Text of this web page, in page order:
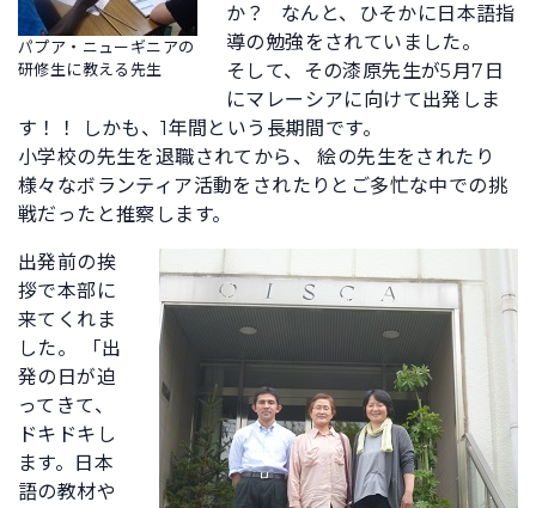
パプア・ニューギニアの
研修生に教える先生
か？ なんと、ひそかに日本語指
導の勉強をされていました。
そして、その漆原先生が5月7日
にマレーシアに向けて出発しま
す！！ しかも、1年間という長期間です。
小学校の先生を退職されてから、 絵の先生をされたり
様々なボランティア活動をされたりとご多忙な中での挑
戦だったと推察します。
出発前の挨
拶で本部に
来てくれま
した。 「出
発の日が迫
ってきて、
ドキドキし
ます。日本
語の教材や